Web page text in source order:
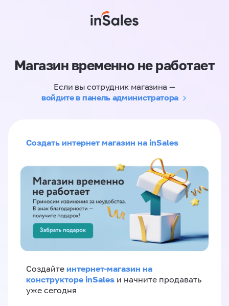
Магазин временно не работает
Если вы сотрудник магазина —
войдите в панель администратора
Создать интернет магазин на inSales
Создайте интернет-магазин на
конструкторе inSales и начните продавать
уже сегодня